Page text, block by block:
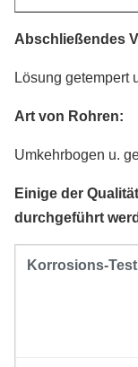
Abschließendes
Lösung getempert
Art von Rohren:
Umkehrbogen u.
Einige der
durchgeführt
Korrosions-Test